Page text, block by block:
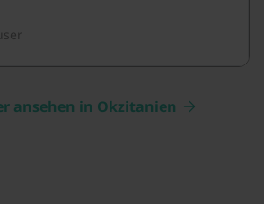
ansehen in Okzitanien